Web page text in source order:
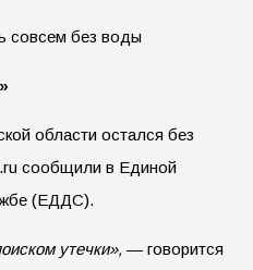
области остался без
сообщили в Единой
(ЕДДС).
утечки», — говорится